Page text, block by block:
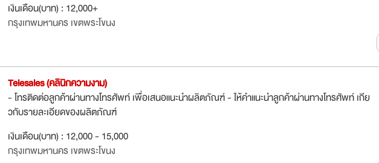
เงินเดือน(บาท) : 12,000+
กรุงเทพมหานคร เขตพระโขนง
Telesales (คลินิกความงาม)
- โทรติดต่อลูกค้าผ่านทางโทรศัพท์ เพื่อเสนอแนะนำผลิตภัณฑ์ - ให้คำแนะนำลูกค้าผ่านทางโทรศัพท์ เกีย
วกับรายละเอียดของผลิตภัณฑ์
เงินเดือน(บาท) : 12,000 - 15,000
กรุงเทพมหานคร เขตพระโขนง